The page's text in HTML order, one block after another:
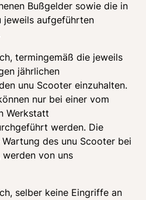
Bußgelder sowie die in
jeweils aufgeführten
termingemäß die jeweils
jährlichen
unu Scooter einzuhalten.
nur bei einer vom
Werkstatt
werden. Die
des unu Scooter bei
von uns
selber keine Eingriffe an